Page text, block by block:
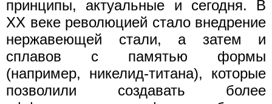
принципы, актуальные и сегодня. В
XX веке революцией стало внедрение
нержавеющей стали, а затем и
сплавов с памятью формы
(например, никелид-титана), которые
позволили создавать более